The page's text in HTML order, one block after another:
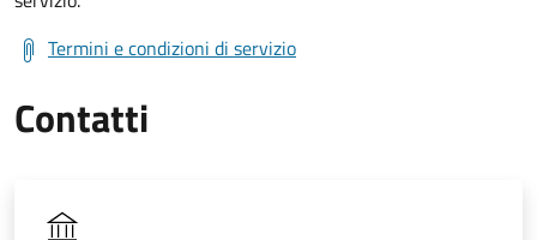
Termini e condizioni di servizio
Contatti